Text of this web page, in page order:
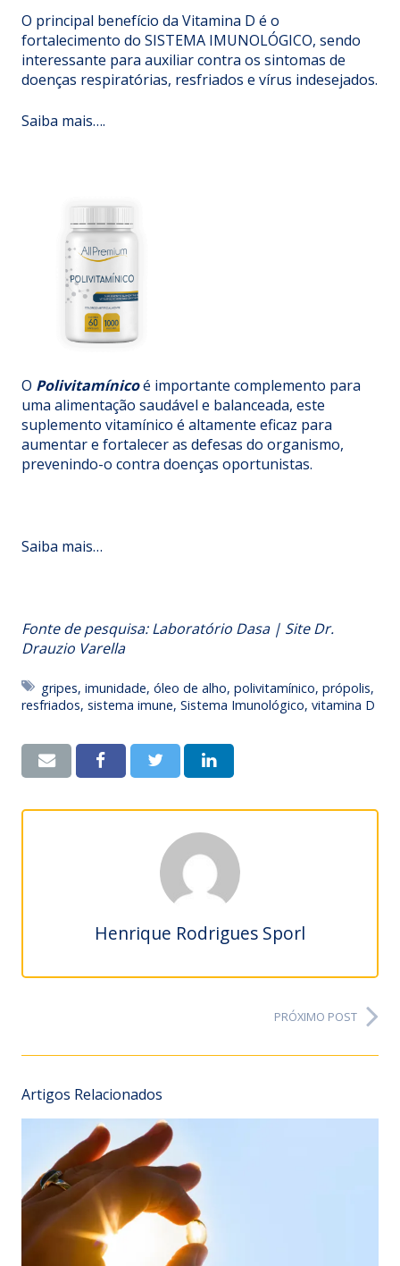
O principal benefício da Vitamina D é o
fortalecimento do SISTEMA IMUNOLÓGICO, sendo
interessante para auxiliar contra os sintomas de
doenças respiratórias, resfriados e vírus indesejados.
Saiba mais….
O Polivitamínicoé importante complemento para
uma alimentação saudável e balanceada, este
suplemento vitamínico é altamente eficaz para
aumentar e fortalecer as defesas do organismo,
prevenindo-o contra doenças oportunistas.
Saiba mais…
Fonte de pesquisa: Laboratório Dasa | Site Dr.
Drauzio Varella
gripes,imunidade,óleo de alho,polivitamínico,própolis,
resfriados, sistema imune, Sistema Imunológico, vitamina D
Henrique Rodrigues Sporl
PRÓXIMO POST
Artigos Relacionados